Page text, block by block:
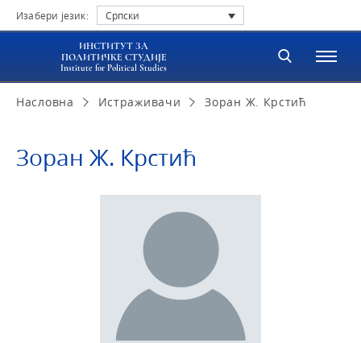
Изабери језик: Српски
ИНСТИТУТ ЗА
ПОЛИТИЧКЕ СТУДИЈЕ
Institute for Political Studies
Насловна Истраживачи Зоран Ж. Крстић
Зоран Ж. Крстић